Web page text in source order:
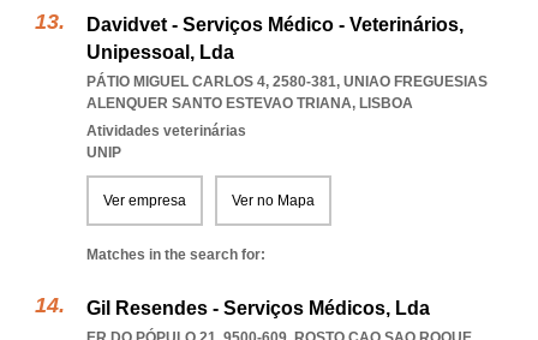
Davidvet - Serviços Médico - Veterinários,
Unipessoal, Lda
PÁTIO MIGUEL CARLOS 4, 2580-381, UNIAO FREGUESIAS
ALENQUER SANTO ESTEVAO TRIANA, LISBOA
Atividades veterinárias
UNIP
Ver empresa Ver no Mapa
Matches in the search for:
Gil Resendes - Serviços Médicos, Lda